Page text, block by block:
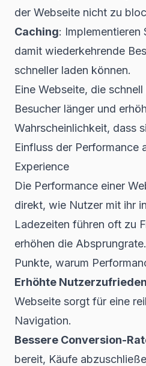
der Webseite nicht zu
Caching: Implementieren
damit wiederkehrende
schneller laden können.
Eine Webseite, die
Besucher länger und
Wahrscheinlichkeit, dass
Einfluss der Performance
Experience
Die Performance einer
direkt, wie Nutzer mit ihr
Ladezeiten führen oft zu
erhöhen die
Punkte, warum
Erhöhte
Webseite sorgt für eine
Navigation.
Bessere Conversion-
bereit, Käufe